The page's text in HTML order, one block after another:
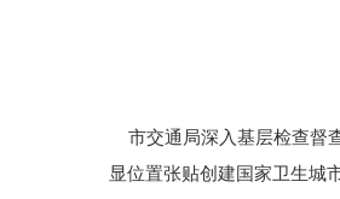
市交通局深入基层检查督
显位置张贴创建国家卫生城